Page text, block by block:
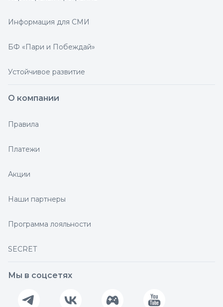
Информация для СМИ
БФ «Пари и Побеждай»
Устойчивое развитие
О компании
Правила
Платежи
Акции
Наши партнеры
Программа лояльности
SECRET
Мы в соцсетях